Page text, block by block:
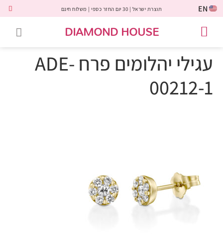
EN תוצרת ישראל | 30 יום החזר כספי | משלוח חינם
DIAMOND HOUSE
עגילי יהלומים פרח ADE-
00212-1